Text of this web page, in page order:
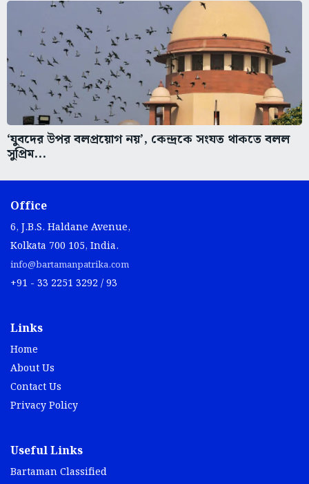
‘যুবদের উপর বলপ্রয়োগ নয়’, কেন্দ্রকে সংযত থাকতে বলল
সুপ্রিম...
Office
6, J.B.S. Haldane Avenue,
Kolkata 700 105, India.
info@bartamanpatrika.com
+91 - 33 2251 3292 / 93
Links
Home
About Us
Contact Us
Privacy Policy
Useful Links
Bartaman Classified